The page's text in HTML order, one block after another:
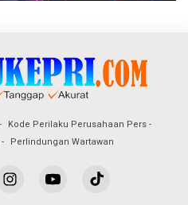
Kode Perilaku Perusahaan Pers
Perlindungan Wartawan